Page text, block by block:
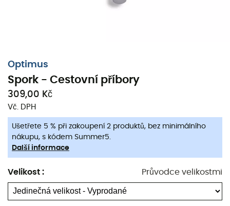
Optimus
Spork - Cestovní příbory
309,00 Kč
Vč. DPH
Ušetřete 5 % při zakoupení 2 produktů, bez minimálního
nákupu, s kódem Summer5.
Další informace
Velikost : Průvodce velikostmi